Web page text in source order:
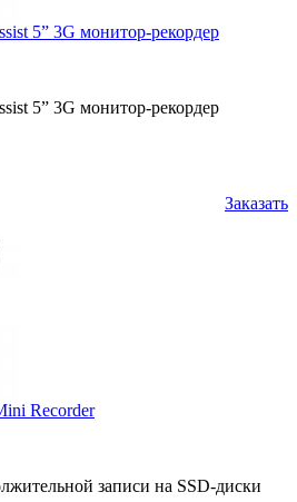
5” 3G монитор-рекордер
5” 3G монитор-рекордер
Заказать
Recorder
записи на SSD‑диски